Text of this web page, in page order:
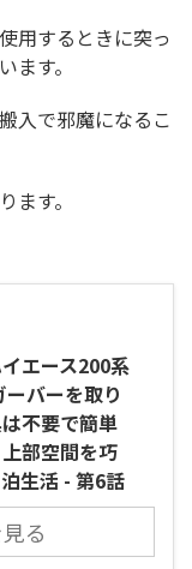
用するときに突っ
す。
入で邪魔になるこ
す。
エース200系
バーを取り
不要で簡単
部空間を巧
生活 - 第6話
る